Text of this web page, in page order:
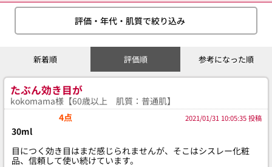
評価・年代・肌質で絞り込み
新着順 評価順 参考になった順
たぶん効き目が
kokomama様【60歳以上 肌質：普通肌】
4点
2021/01/31 10:05:35 投稿
30ml
目につく効き目はまだ感じられませんが、そこはシスレー化粧
品、信頼して使い続けています。